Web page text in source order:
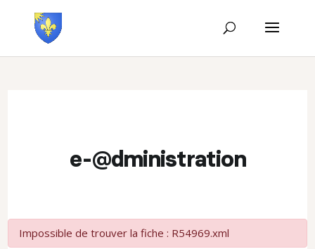
e-@dministration
Impossible de trouver la fiche : R54969.xml